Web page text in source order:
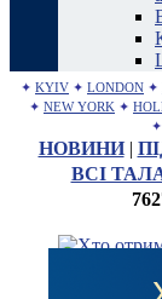
✦ KYIV ✦ LONDON ✦
✦ NEW YORK ✦
✦
НОВИНИ|
ВСІ